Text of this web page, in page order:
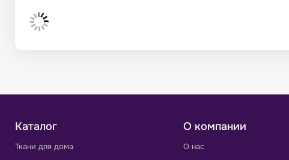
Каталог
Ткани для дома
О компании
О нас